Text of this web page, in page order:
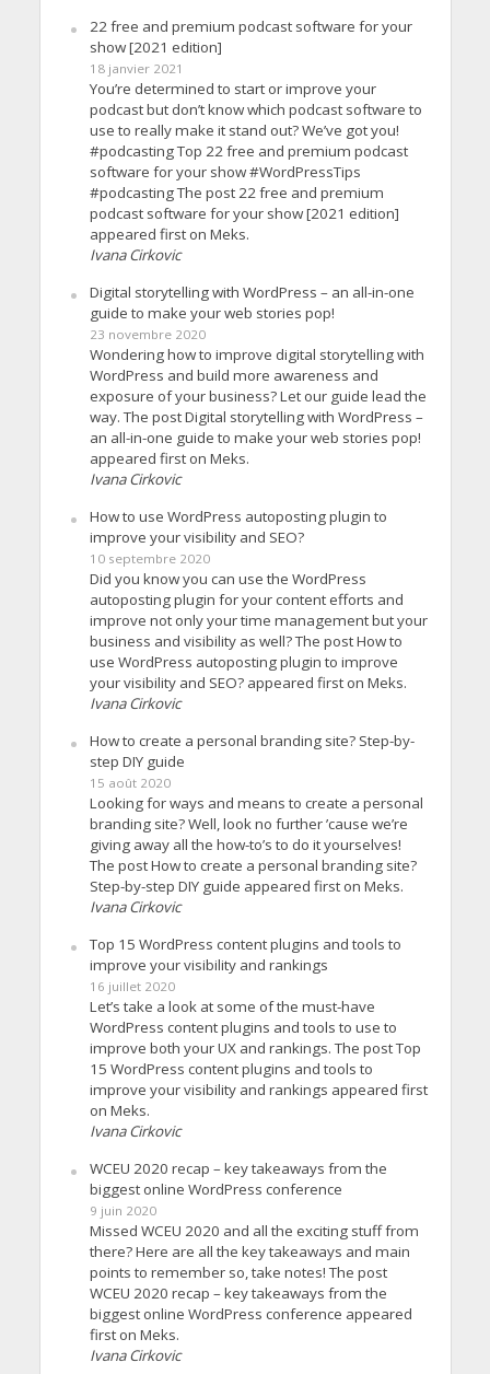
22 free and premium podcast software for your
show [2021 edition]
18 janvier 2021
You’re determined to start or improve your
podcast but don’t know which podcast software to
use to really make it stand out? We’ve got you!
#podcasting Top 22 free and premium podcast
software for your show #WordPressTips
#podcasting The post 22 free and premium
podcast software for your show [2021 edition]
appeared first on Meks.
Ivana Cirkovic
Digital storytelling with WordPress – an all-in-one
guide to make your web stories pop!
23 novembre 2020
Wondering how to improve digital storytelling with
WordPress and build more awareness and
exposure of your business? Let our guide lead the
way. The post Digital storytelling with WordPress –
an all-in-one guide to make your web stories pop!
appeared first on Meks.
Ivana Cirkovic
How to use WordPress autoposting plugin to
improve your visibility and SEO?
10 septembre 2020
Did you know you can use the WordPress
autoposting plugin for your content efforts and
improve not only your time management but your
business and visibility as well? The post How to
use WordPress autoposting plugin to improve
your visibility and SEO? appeared first on Meks.
Ivana Cirkovic
How to create a personal branding site? Step-by-
step DIY guide
15 août 2020
Looking for ways and means to create a personal
branding site? Well, look no further ’cause we’re
giving away all the how-to’s to do it yourselves!
The post How to create a personal branding site?
Step-by-step DIY guide appeared first on Meks.
Ivana Cirkovic
Top 15 WordPress content plugins and tools to
improve your visibility and rankings
16 juillet 2020
Let’s take a look at some of the must-have
WordPress content plugins and tools to use to
improve both your UX and rankings. The post Top
15 WordPress content plugins and tools to
improve your visibility and rankings appeared first
on Meks.
Ivana Cirkovic
WCEU 2020 recap – key takeaways from the
biggest online WordPress conference
9 juin 2020
Missed WCEU 2020 and all the exciting stuff from
there? Here are all the key takeaways and main
points to remember so, take notes! The post
WCEU 2020 recap – key takeaways from the
biggest online WordPress conference appeared
first on Meks.
Ivana Cirkovic